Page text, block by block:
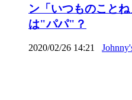
ン「いつものこと
は"パパ"？
2020/02/26 14:21